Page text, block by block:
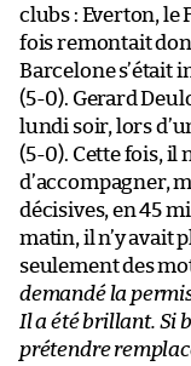
clubs : Everton, le
fois remontait
Barcelone s’était
(5-0). Gerard
lundi soir, lors
(5-0). Cette fois, il
d’accompagner,
décisives, en 45
matin, il n’y avait
seulement des
demandé la
Il a été brillant. Si
prétendre